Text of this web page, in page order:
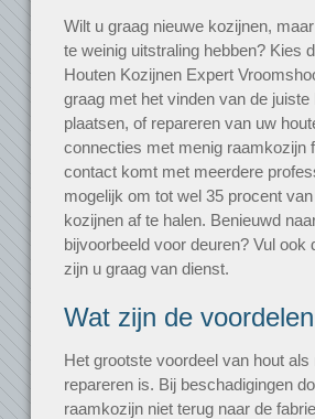
Wilt u graag nieuwe kozijnen,
te weinig uitstraling hebben? Kies
Houten Kozijnen Expert
graag met het vinden van de
plaatsen, of repareren van uw
connecties met menig raamkozijn
contact komt met meerdere
mogelijk om tot wel 35 procent
kozijnen af te halen. Benieuwd
bijvoorbeeld voor deuren? Vul
zijn u graag van dienst.
Wat zijn de
Het grootste voordeel van hout
repareren is. Bij beschadigingen
raamkozijn niet terug naar de